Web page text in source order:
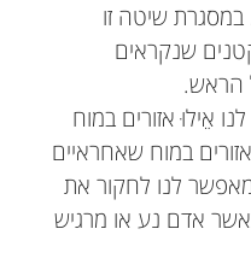
שיטה זו
שנקראים
הראש.
אֵילוּ אזורים במוח
במוח שאחראיים
לנו לחקור את
אדם נע או מרגיש